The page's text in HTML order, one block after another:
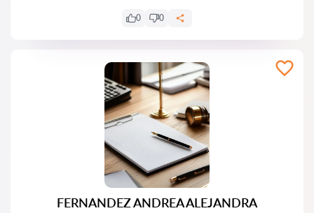
0 0
FERNANDEZ ANDREA ALEJANDRA